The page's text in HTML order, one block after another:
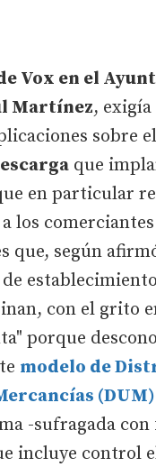
Vox en el
Martínez,
sobre
que
en particular
los
que, según
con el grito
porque
modelo de
(DUM)
-sufragada con
incluye control